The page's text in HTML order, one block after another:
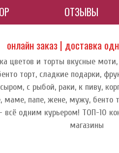
ОТЗЫВЫ
онлайн заказ | доставка
цветов и торты вкусные
торт, сладкие подарки,
с рыбой, раки, к пиву,
маме, папе, жене, мужу, бенто
всё одним курьером! ТОП-10
магазины